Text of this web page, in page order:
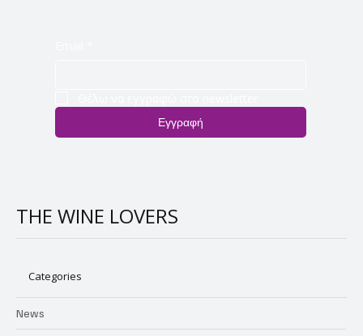
Εγγραφή
THE WINE LOVERS
Categories
News